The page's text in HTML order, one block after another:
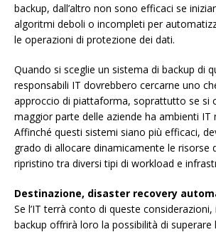
backup, dall’altro non sono efficaci se
algoritmi deboli o incompleti per
le operazioni di protezione dei dati.
Quando si sceglie un sistema di backup di
responsabili IT dovrebbero cercarne uno
approccio di piattaforma, soprattutto se si
maggior parte delle aziende ha ambienti IT
Affinché questi sistemi siano più efficaci,
grado di allocare dinamicamente le risorse
ripristino tra diversi tipi di workload e
Destinazione, disaster recovery
Se l’IT terrà conto di queste
backup offrirà loro la possibilità di superare